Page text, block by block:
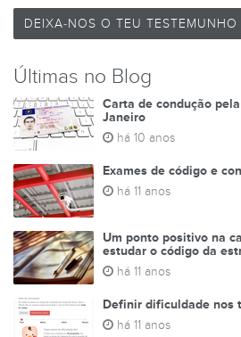
DEIXA-NOS O TEU TESTEMUNHO
Últimas no Blog
Carta de condução
Janeiro
há 10 anos
Exames de código e
há 11 anos
Um ponto positivo na
estudar o código da
há 11 anos
Definir dificuldade nos
há 11 anos